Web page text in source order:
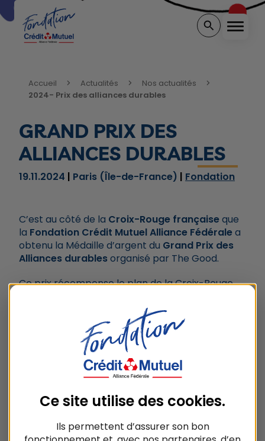
Menu
Vous êtes ici:
Accueil Actualités
Nos actualités
2024- Prix des alliances durables
GRAND PRIX DES
ALLIANCES DURABLES
19.11.2024 Paris (Île-de-France) Fondation
C’est au côté de la Croix-Rouge françaiseque
la Fondation Crédit Mutuel Alliance Fédéralea
obtenu la Médaille d’argent du Grand Prix des
Alliances durablesorganisé par The Good.
Ce prix récompense le plan de la Croix-Rouge
projet innovant et ambitieux, financé par la
fondation, et qui déploiera de nouvelles solutions
de mobilité partout en France pour
accompagner encore plus de personnes
vulnérables et isolées. Un plan pour lequel
Crédit Mutuel Alliance Fédéralemobilise
Salon des Maires et des Collectivités
Ce site utilise des cookies.
Ils permettent d’assurer son bon